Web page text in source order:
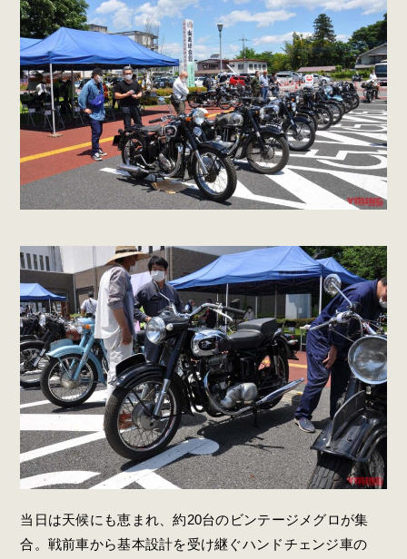
当日は天候にも恵まれ、約20台のビンテージメグロが集
合。戦前車から基本設計を受け継ぐハンドチェンジ車の